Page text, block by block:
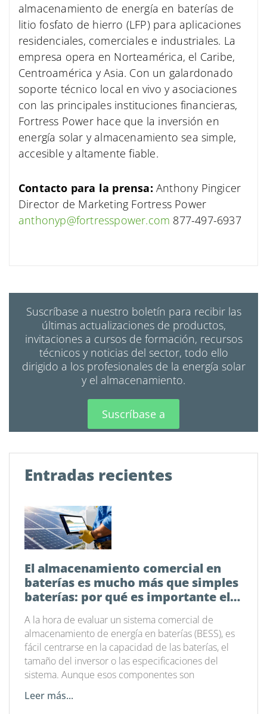
almacenamiento de energía en baterías de
litio fosfato de hierro (LFP) para aplicaciones
residenciales, comerciales e industriales. La
empresa opera en Norteamérica, el Caribe,
Centroamérica y Asia. Con un galardonado
soporte técnico local en vivo y asociaciones
con las principales instituciones financieras,
Fortress Power hace que la inversión en
energía solar y almacenamiento sea simple,
accesible y altamente fiable.
Contacto para la prensa: Anthony Pingicer
Director de Marketing Fortress Power
anthonyp@fortresspower.com 877-497-6937
Suscríbase a nuestro boletín para recibir las
últimas actualizaciones de productos,
invitaciones a cursos de formación, recursos
técnicos y noticias del sector, todo ello
dirigido a los profesionales de la energía solar
y el almacenamiento.
Suscríbase a
Entradas recientes
El almacenamiento comercial en
baterías es mucho más que simples
baterías: por qué es importante el
A la hora de evaluar un sistema comercial de
almacenamiento de energía en baterías (BESS), es
fácil centrarse en la capacidad de las baterías, el
tamaño del inversor o las especificaciones del
sistema. Aunque esos componentes son
Leer más...